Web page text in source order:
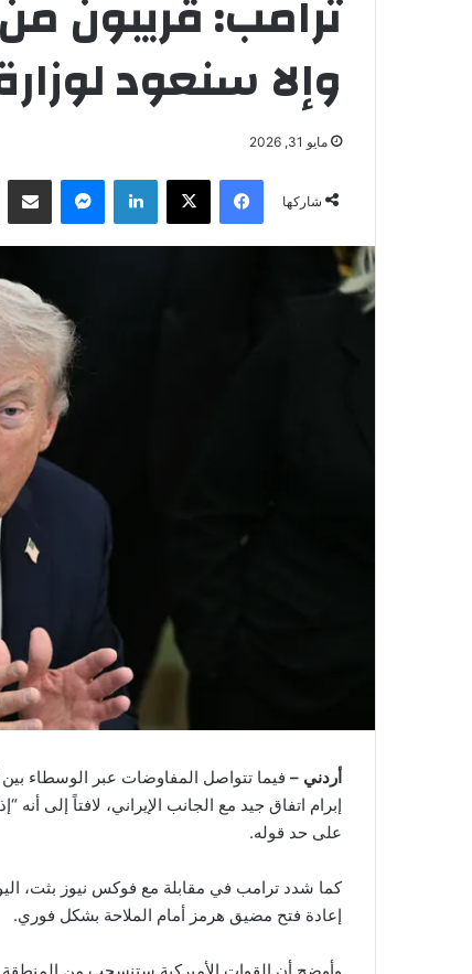
ترامب: قريبون
وإلا سنعود
مايو 31, 2026
شاركها
فيسبوك لينكدإن
أردني – فيما تتواصل المفاوضات عبر الوسطاء بين
إبرام اتفاق جيد مع الجانب الإيراني، لافتاً إلى
على حد قوله.
كما شدد ترامب في مقابلة مع فوكس نيوز بثت،
إعادة فتح مضيق هرمز أمام الملاحة بشكل فوري.
وأوضح أن القوات الأميركية ستنسحب من المنطقة